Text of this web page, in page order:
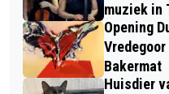
muziek in
Opening
Bakermat
Huisdier